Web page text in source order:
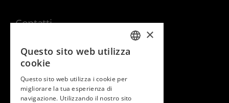
Contatti
Contatti & supporto
Seguici su
×
Questo sito web utilizza
cookie
Questo sito web utilizza i cookie per
migliorare la tua esperienza di
navigazione. Utilizzando il nostro sito